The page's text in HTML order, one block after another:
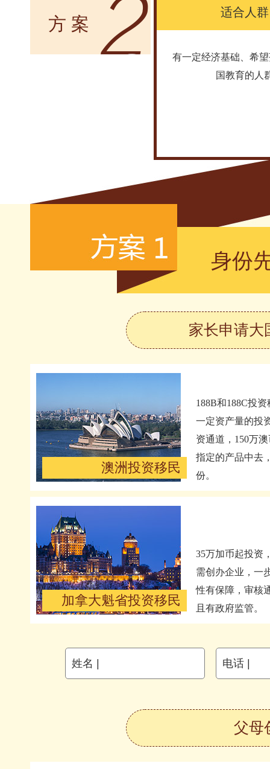
方 案
适合人群
有一定经济基础、希
国教育的人
身份
家长申请大
澳洲投资移民
188B和188C投
一定资产量的投
资通道，150万
指定的产品中去
份。
加拿大魁省投资移民
35万加币起投资
需创办企业，一
性有保障，审核
且有政府监管。
姓名 | 电话 |
父母